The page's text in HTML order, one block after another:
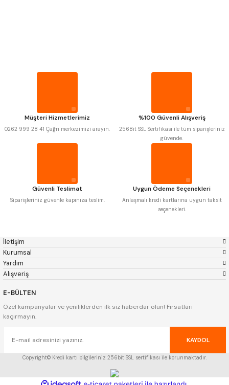
Mastercut
Cp Grat-Ex
Kinex
Korloy
Tos
Yerli
Zps
Müşteri Hizmetlerimiz
0262 999 28 41 Çağrı merkezimizi arayın.
%100 Güvenli Alışveriş
256Bit SSL Sertifikası ile tüm siparişleriniz
güvende.
Güvenli Teslimat
Siparişleriniz güvenle kapınıza teslim.
Uygun Ödeme Seçenekleri
Anlaşmalı kredi kartlarına uygun taksit
seçenekleri.
İletişim
Kurumsal
Yardım
Alışveriş
E-BÜLTEN
Özel kampanyalar ve yeniliklerden ilk siz haberdar olun! Fırsatları
kaçırmayın.
KAYDOL
Copyright© Kredi kartı bilgileriniz 256bit SSL sertifikası ile korunmaktadır.
ideasoft